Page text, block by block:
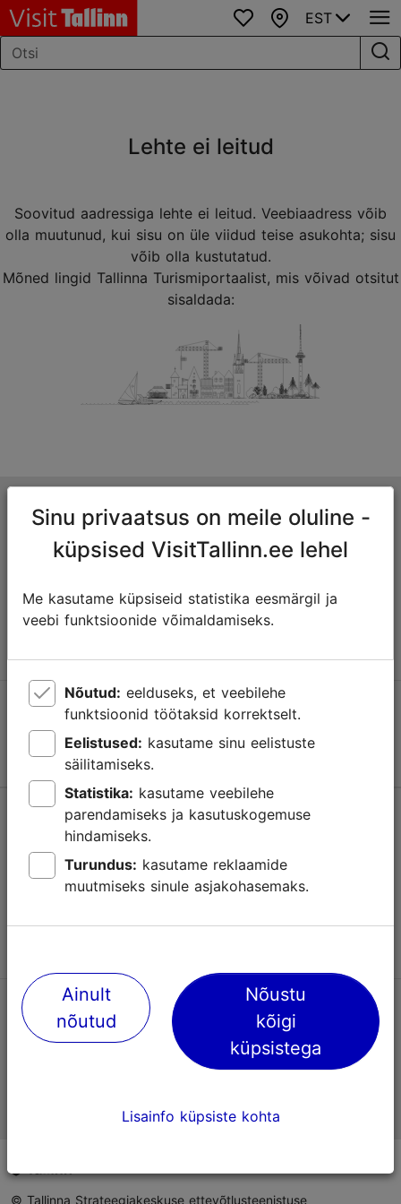
Lemmikud
Kaart
EST
Lehte ei leitud
Soovitud aadressiga lehte ei leitud. Veebiaadress võib
olla muutunud, kui sisu on üle viidud teise asukohta; sisu
võib olla kustutatud.
Mõned lingid Tallinna Turismiportaalist, mis võivad otsitut
sisaldada:
Tallinna turismiinfokeskus
Niguliste 2, 10146 Tallinn, Eesti
info@visittallinn.ee
Jälgi meid @ VisitTallinn
Kasutajatingimused
Võta meiega ühendust
TripAdvisori® hinnangud ja arvustused
© Tallinna Strateegiakeskuse ettevõtlusteenistuse
Sinu privaatsus on meile oluline -
küpsised VisitTallinn.ee lehel
Me kasutame küpsiseid statistika eesmärgil ja
veebi funktsioonide võimaldamiseks.
Nõutud:
funktsioonid töötaksid korrektselt.
Eelistused:
säilitamiseks.
Statistika:
parendamiseks ja kasutuskogemuse
hindamiseks.
Turundus:
muutmiseks sinule asjakohasemaks.
Ainult
nõutud
Nõustu
kõigi
küpsistega
Lisainfo küpsiste kohta